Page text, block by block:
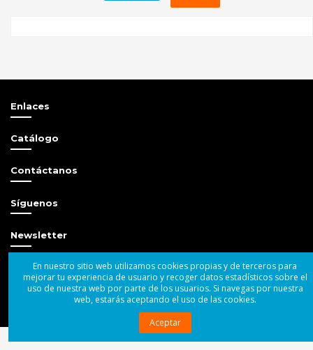
Enlaces
Catálogo
Contáctanos
Síguenos
Newsletter
© 2004 - 2025 Superbass Audio SL
En nuestro sitio web utilizamos cookies propias y de terceros para
mejorar tu experiencia de usuario y recoger datos estadísticos sobre el
uso de nuestra web por parte de los usuarios. Si navegas por nuestra
web, estarás aceptando el uso de las cookies.
Aceptar